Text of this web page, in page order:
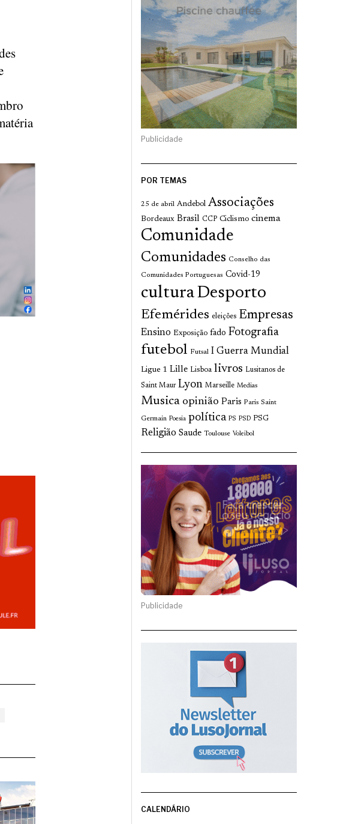
Publicidade
POR TEMAS
25 de abril Andebol Associações
Bordeaux Brasil CCP Ciclismo cinema
Comunidade
Comunidades Conselho das
Comunidades Portuguesas Covid-19
culturaDesporto
Efemérides eleições Empresas
Ensino Exposição fado Fotografia
futebol Futsal I Guerra Mundial
Ligue 1 Lille Lisboa livros Lusitanos de
Saint Maur Lyon Marseille Medias
Musica opinião Paris Paris Saint
Germain Poesia política PS PSD PSG
Religião Saude Toulouse Voleibol
Publicidade
CALENDÁRIO